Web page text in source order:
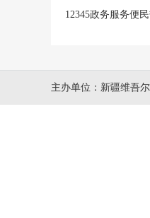
12345政务服务便
主办单位：新疆维吾